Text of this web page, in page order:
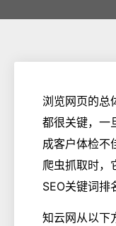
浏览网页的总
都很关键，一
成客户体检不
爬虫抓取时，
SEO关键词排
知云网从以下